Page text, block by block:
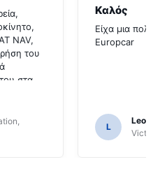
NAV,
του
στα
για
ίσως να
Καλός
Είχα μια
Europcar
L